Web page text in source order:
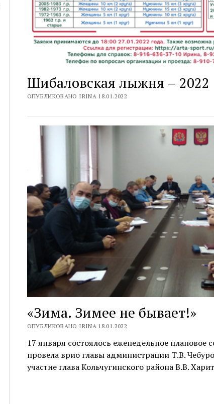
Шибаловская лыжня – 2022
ОПУБЛИКОВАНО IRINA 18.01.2022
«Зима. Зимее не бывает!»
ОПУБЛИКОВАНО IRINA 18.01.2022
17 января состоялось еженедельное плановое
провела врио главы администрации Т.В.
участие глава Кольчугинского района В.В.